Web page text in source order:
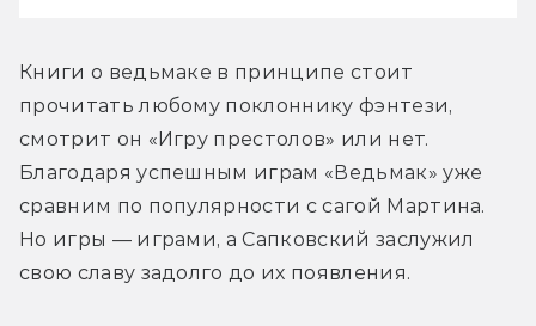
Книги о ведьмаке в принципе стоит
прочитать любому поклоннику фэнтези,
смотрит он «Игру престолов» или нет.
Благодаря успешным играм «Ведьмак» уже
сравним по популярности с сагой Мартина.
Но игры — играми, а Сапковский заслужил
свою славу задолго до их появления.